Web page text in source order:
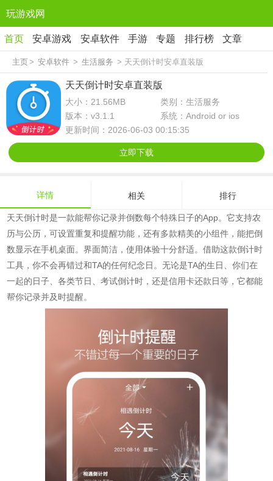
玩游戏网
首页 安卓游戏 安卓软件 手游 专题 排行榜 文章
主页> 安卓软件 > 生活服务 > 天天倒计时安卓直装版
天天倒计时安卓直装版
大小：21.56MB
类别：生活服务
版本：v3.1.1
系统：Android or ios
更新时间：2026-06-03 00:15:35
立即下载
详情 相关 排行
天天倒计时是一款能帮你记录并倒数每个特殊日子的App。它支持农
历与公历，可设置重复和提醒功能，还有多款精美的小组件，能把倒
数显示在手机桌面。界面简洁，使用体验十分舒适。借助这款倒计时
工具，你不会再错过和TA的任何纪念日。无论是TA的生日、你们在
一起的日子、各类节日、考试倒计时，还是信用卡还款日等，它都能
帮你记录并及时提醒。